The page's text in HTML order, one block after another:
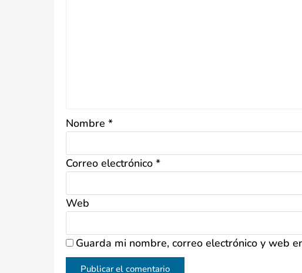
Nombre *
Correo electrónico *
Web
Guarda mi nombre, correo electrónico y web